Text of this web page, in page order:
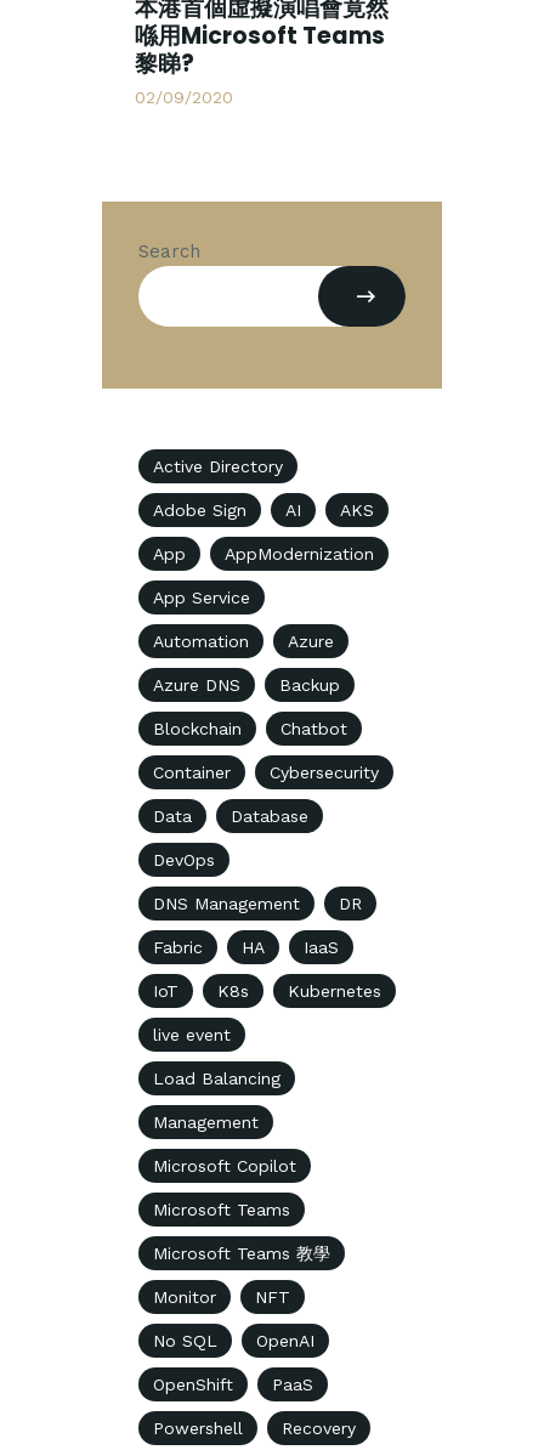
本港首個虛擬演唱會竟然
喺用Microsoft Teams
黎睇?
02/09/2020
Search
Active Directory
Adobe Sign AI AKS
App AppModernization
App Service
Automation Azure
Azure DNS Backup
Blockchain Chatbot
Container Cybersecurity
Data Database
DevOps
DNS Management DR
Fabric HA IaaS
IoT K8s Kubernetes
live event
Load Balancing
Management
Microsoft Copilot
Microsoft Teams
Microsoft Teams 教學
Monitor NFT
No SQL OpenAI
OpenShift PaaS
Powershell Recovery